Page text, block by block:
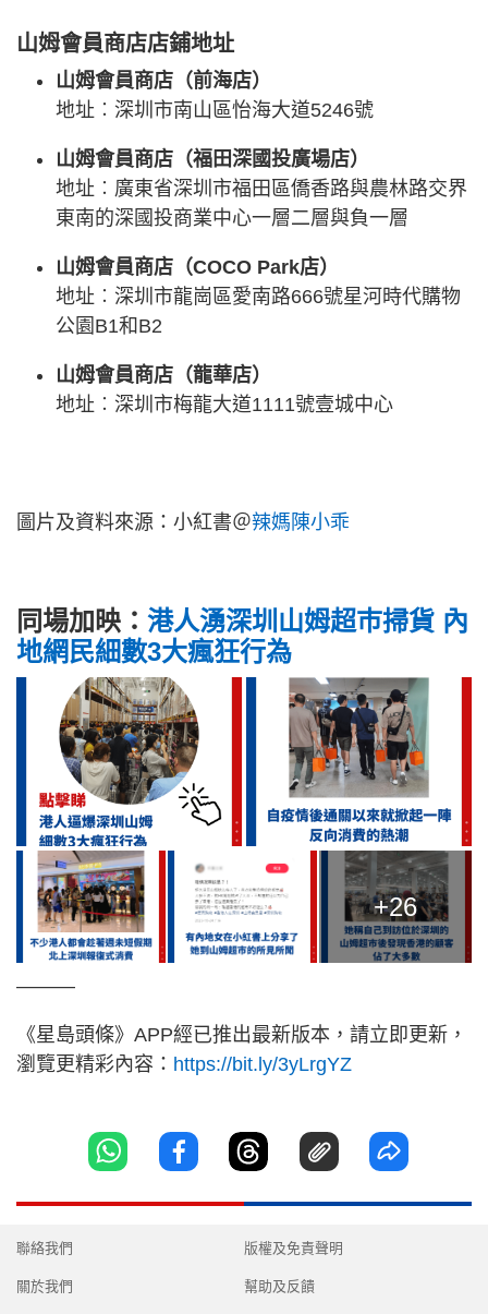
山姆會員商店店鋪地址
山姆會員商店（前海店）
地址︰深圳市南山區怡海大道5246號
山姆會員商店（福田深國投廣場店）
地址︰廣東省深圳市福田區僑香路與農林路交界
東南的深國投商業中心一層二層與負一層
山姆會員商店（COCO Park店）
地址︰深圳市龍崗區愛南路666號星河時代購物
公園B1和B2
山姆會員商店（龍華店）
地址︰深圳市梅龍大道1111號壹城中心
圖片及資料來源：小紅書＠辣媽陳小乖
同場加映： 港人湧深圳山姆超巿掃貨 內
地網民細數3大瘋狂行為
+26
———
《星島頭條》APP經已推出最新版本，請立即更新，
瀏覽更精彩內容： https://bit.ly/3yLrgYZ
聯絡我們
關於我們
版權及免責聲明
幫助及反饋